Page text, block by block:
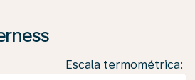
Escala termométrica: